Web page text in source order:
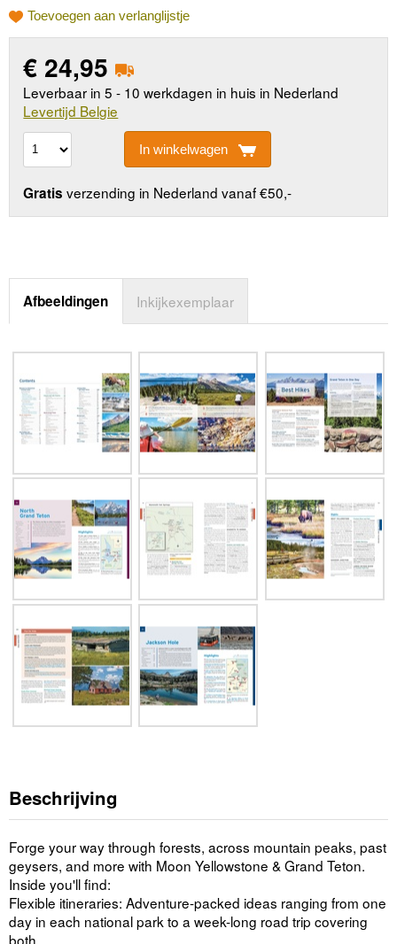
Toevoegen aan verlanglijstje
€ 24,95
Leverbaar in 5 - 10 werkdagen in huis in Nederland
Levertijd Belgie
In winkelwagen
Gratis verzending in Nederland vanaf €50,-
Afbeeldingen Inkijkexemplaar
Beschrijving
Forge your way through forests, across mountain peaks, past
geysers, and more with Moon Yellowstone & Grand Teton.
Inside you'll find:
Flexible itineraries: Adventure-packed ideas ranging from one
day in each national park to a week-long road trip covering
both